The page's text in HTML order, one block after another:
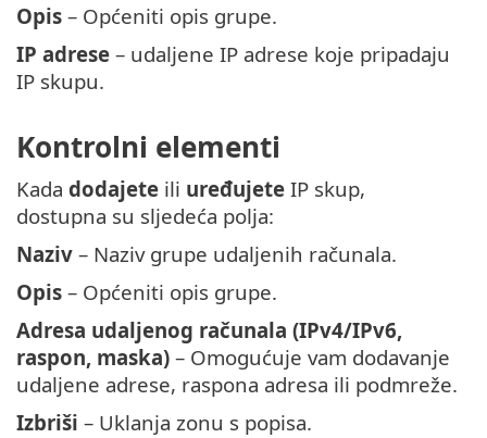
Opis – Općeniti opis grupe.
IP adrese – udaljene IP adrese koje pripadaju
IP skupu.
Kontrolni elementi
Kada dodajete ili uređujete IP skup,
dostupna su sljedeća polja:
Naziv – Naziv grupe udaljenih računala.
Opis – Općeniti opis grupe.
Adresa udaljenog računala (IPv4/IPv6,
raspon, maska) – Omogućuje vam dodavanje
udaljene adrese, raspona adresa ili podmreže.
Izbriši – Uklanja zonu s popisa.